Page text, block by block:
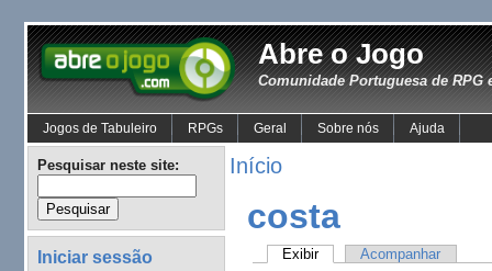
Abre o Jogo
Comunidade Portuguesa de RPG
Jogos de Tabuleiro RPGs Geral Sobre nós Ajuda
Pesquisar neste site:
Iniciar sessão
Início
costa
Exibir Acompanhar